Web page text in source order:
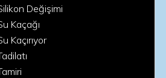
Değişimi
Kaçağı
Kaçırıyor